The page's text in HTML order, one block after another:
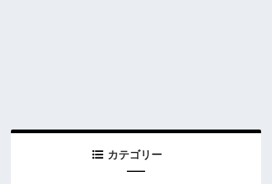
カテゴリー